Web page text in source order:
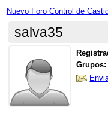
Nuevo Foro Control de
salva35
Grupos: